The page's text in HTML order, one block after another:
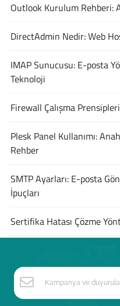
Outlook Kurulum Rehberi:
DirectAdmin Nedir: Web
IMAP Sunucusu: E-posta
Teknoloji
Firewall Çalışma
Plesk Panel Kullanımı:
Rehber
SMTP Ayarları: E-posta
İpuçları
Sertifika Hatası Çözme